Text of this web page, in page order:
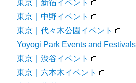
東京｜新宿イベント
東京｜中野イベント
東京｜代々木公園イベント
Yoyogi Park Events and Festivals
東京｜渋谷イベント
東京｜六本木イベント